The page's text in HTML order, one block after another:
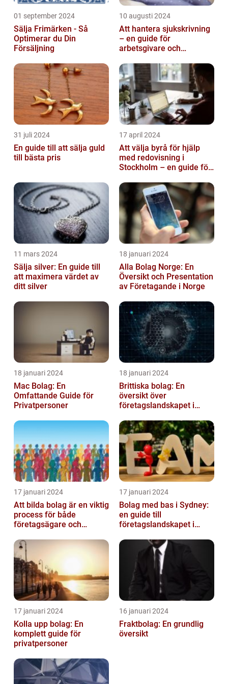
01 september 2024
Sälja Frimärken - Så
Optimerar du Din
Försäljning
10 augusti 2024
Att hantera sjukskrivning
– en guide för
arbetsgivare och
31 juli 2024
En guide till att sälja guld
till bästa pris
17 april 2024
Att välja byrå för hjälp
med redovisning i
Stockholm – en guide för
11 mars 2024
Sälja silver: En guide till
att maximera värdet av
ditt silver
18 januari 2024
Alla Bolag Norge: En
Översikt och Presentation
av Företagande i Norge
18 januari 2024
Mac Bolag: En
Omfattande Guide för
Privatpersoner
18 januari 2024
Brittiska bolag: En
översikt över
företagslandskapet i
17 januari 2024
Att bilda bolag är en viktig
process för både
företagsägare och
etablera en ...
17 januari 2024
Bolag med bas i Sydney:
en guide till
företagslandskapet i
stad
17 januari 2024
Kolla upp bolag: En
komplett guide för
privatpersoner
16 januari 2024
Fraktbolag: En grundlig
översikt